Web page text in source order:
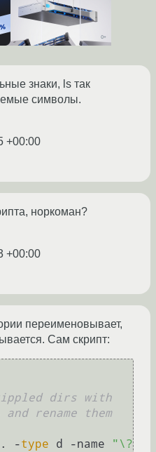
знаки, ls так
символы.
+00:00
норкоман?
+00:00
переименовывает,
Сам скрипт:
dirs with
rename them
-type d -name
"\?